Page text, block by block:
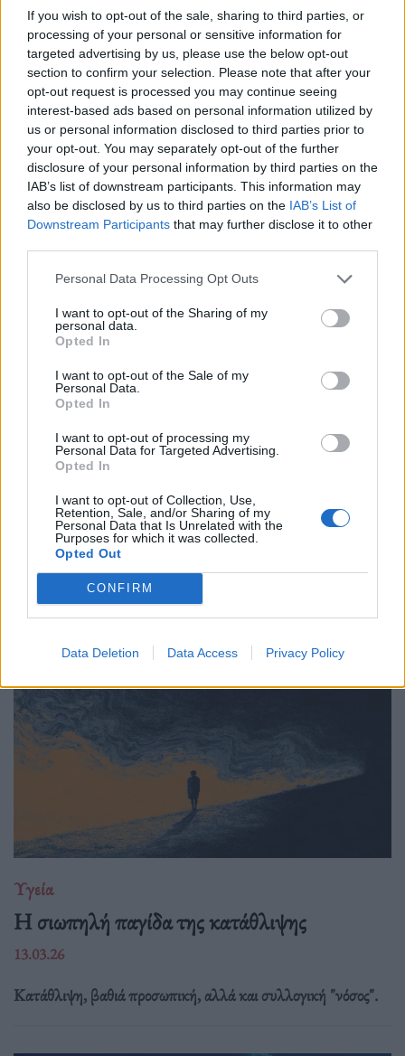
If you wish to opt-out of the sale, sharing to third parties, or
processing of your personal or sensitive information for
targeted advertising by us, please use the below opt-out
section to confirm your selection. Please note that after your
opt-out request is processed you may continue seeing
interest-based ads based on personal information utilized by
us or personal information disclosed to third parties prior to
your opt-out. You may separately opt-out of the further
disclosure of your personal information by third parties on the
IAB’s list of downstream participants. This information may
also be disclosed by us to third parties on the IAB’s List of
Downstream Participants that may further disclose it to other
Personal Data Processing Opt Outs
I want to opt-out of the Sharing of my
personal data.
Opted In
I want to opt-out of the Sale of my
Personal Data.
Opted In
I want to opt-out of processing my
Personal Data for Targeted Advertising.
Opted In
I want to opt-out of Collection, Use,
Retention, Sale, and/or Sharing of my
Personal Data that Is Unrelated with the
Purposes for which it was collected.
Opted Out
CONFIRM
Data Deletion Data Access Privacy Policy
21.04.26
Ξεχάστε το θερμόμετρο και το «πιες νεράκι». Η νέα ζέστη
μετριέται στο πόσο γρήγορα λυγίζει το σώμα, ενώ οι πόλεις
συνεχίζουν να λειτουργούν σαν να βρισκόμαστε ακόμη στο
1994 και περιμένουμε αεράκι.
Κάταγμα κόπωσης: O αθόρυβος
τραυματισμός που σε σταματά πριν το
καταλάβεις
11.04.26
Δεν έρχεται με θόρυβο, αλλά με επιμονή· το κάταγμα
κόπωσης είναι το μήνυμα του σώματος όταν η
υπερπροσπάθεια ξεπερνά τα όριά του.
Υγεία
Η σιωπηλή παγίδα της κατάθλιψης
13.03.26
Κατάθλιψη, βαθιά προσωπική, αλλά και συλλογική "νόσος".